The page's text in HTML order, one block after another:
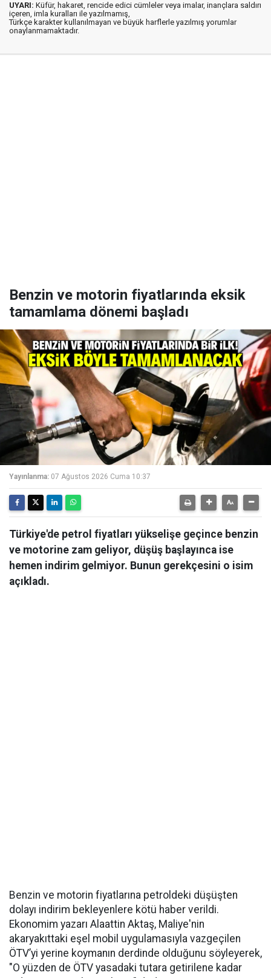
UYARI: Küfür, hakaret, rencide edici cümleler veya imalar, inançlara saldırı
içeren, imla kuralları ile yazılmamış,
Türkçe karakter kullanılmayan ve büyük harflerle yazılmış yorumlar
onaylanmamaktadır.
Benzin ve motorin fiyatlarında eksik
tamamlama dönemi başladı
Yayınlanma: 07 Ağustos 2026 Cuma 10:37
Türkiye'de petrol fiyatları yükselişe geçince benzin
ve motorine zam geliyor, düşüş başlayınca ise
hemen indirim gelmiyor. Bunun gerekçesini o isim
açıkladı.
Benzin ve motorin fiyatlarına petroldeki düşüşten
dolayı indirim bekleyenlere kötü haber verildi.
Ekonomim yazarı Alaattin Aktaş, Maliye'nin
akaryakıttaki eşel mobil uygulamasıyla vazgeçilen
ÖTV’yi yerine koymanın derdinde olduğunu söyleyerek,
"O yüzden de ÖTV yasadaki tutara getirilene kadar